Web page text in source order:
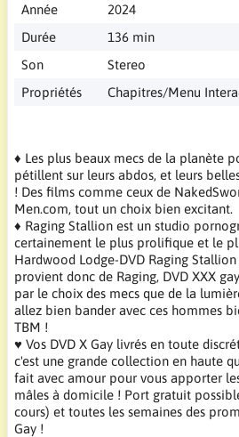
Année
2024
Durée
136 min
Son
Stereo
Propriétés
Chapitres/Menu
♦ Les plus beaux mecs de la planète
pétillent sur leurs abdos, et leurs
! Des films comme ceux de
Men.com, tout un choix bien excitant.
♦ Raging Stallion est un studio
certainement le plus prolifique et le
Hardwood Lodge-DVD Raging
provient donc de Raging, DVD XXX
par le choix des mecs que de la
allez bien bander avec ces hommes
TBM !
♥ Vos DVD X Gay livrés en toute
c'est une grande collection en haute
fait avec amour pour vous apporter
mâles à domicile ! Port gratuit
cours) et toutes les semaines des
Gay !